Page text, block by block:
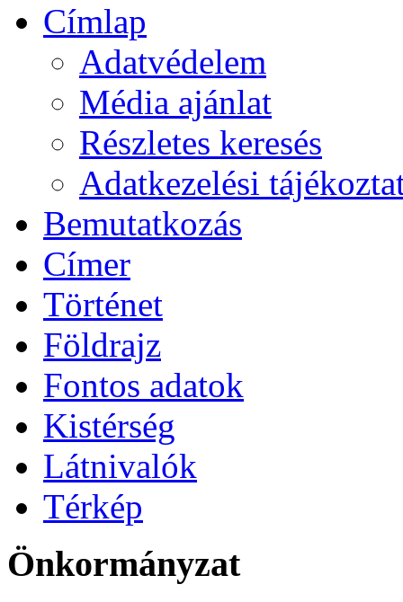
Címlap
Adatvédelem
Média ajánlat
Részletes keresés
Adatkezelési
Bemutatkozás
Címer
Történet
Földrajz
Fontos adatok
Kistérség
Látnivalók
Térkép
Önkormányzat